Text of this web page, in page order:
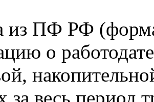
из ПФ РФ
о
за весь период